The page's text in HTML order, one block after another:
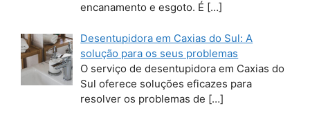
encanamento e esgoto. É […]
Desentupidora em Caxias do Sul: A
solução para os seus problemas
O serviço de desentupidora em Caxias do
Sul oferece soluções eficazes para
resolver os problemas de […]